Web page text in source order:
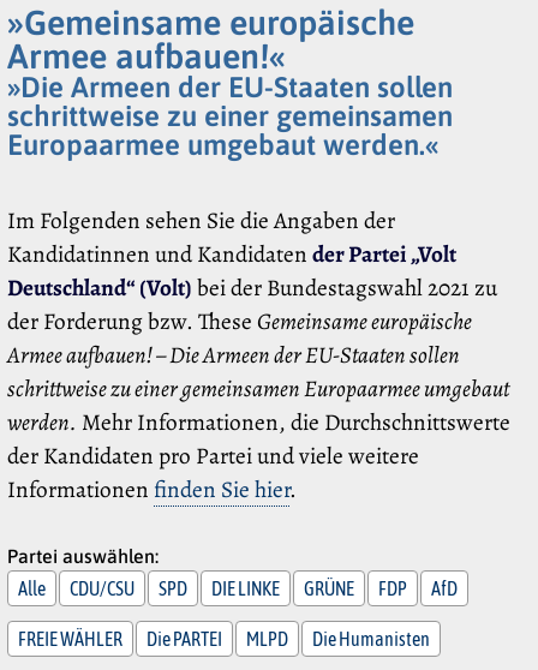
»Gemeinsame europäische
Armee aufbauen!«
»Die Armeen der EU-Staaten sollen
schrittweise zu einer gemeinsamen
Europaarmee umgebaut werden.«
Im Folgenden sehen Sie die Angaben der
Kandidatinnen und Kandidatender Partei „Volt
Deutschland“ (Volt)bei der Bundestagswahl 2021 zu
der Forderung bzw. TheseGemeinsame europäische
Armee aufbauen! – Die Armeen der EU-Staaten sollen
schrittweise zu einer gemeinsamen Europaarmee umgebaut
werden. Mehr Informationen, die Durchschnittswerte
der Kandidaten pro Partei und viele weitere
Informationen finden Sie hier.
Partei auswählen:
Alle
CDU/CSU SPD DIE LINKE GRÜNE FDP AfD
FREIE WÄHLER Die PARTEI MLPD Die Humanisten